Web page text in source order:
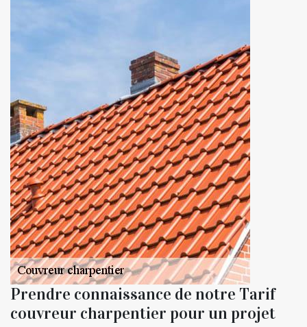
Prendre connaissance de notre Tarif
couvreur charpentier pour un projet